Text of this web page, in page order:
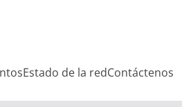
Estado de la redContáctenos